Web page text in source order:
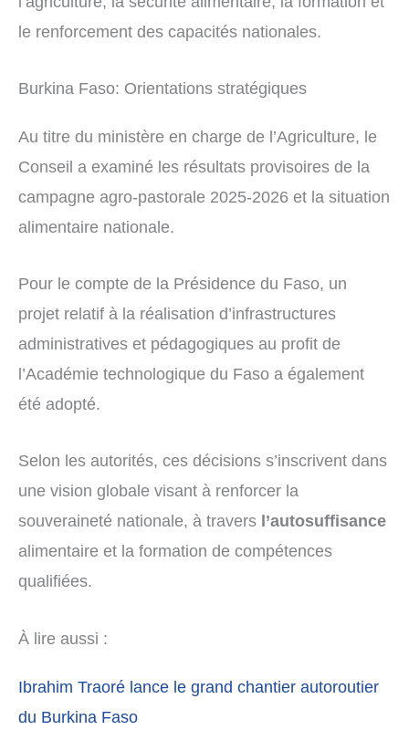
le renforcement des capacités nationales.
Burkina Faso: Orientations stratégiques
Au titre du ministère en charge de l’Agriculture, le
Conseil a examiné les résultats provisoires de la
campagne agro-pastorale 2025-2026 et la situation
alimentaire nationale.
Pour le compte de la Présidence du Faso, un
projet relatif à la réalisation d’infrastructures
administratives et pédagogiques au profit de
l’Académie technologique du Faso a également
été adopté.
Selon les autorités, ces décisions s’inscrivent dans
une vision globale visant à renforcer la
souveraineté nationale, à travers l’autosuffisance
alimentaire et la formation de compétences
qualifiées.
À lire aussi :
Ibrahim Traoré lance le grand chantier autoroutier
du Burkina Faso